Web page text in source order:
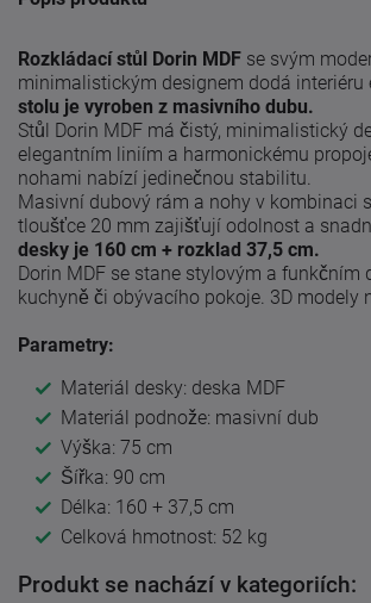
Rozkládací stůl Dorin MDF se svým
minimalistickým designem dodá interiéru
stolu je vyroben z masivního dubu.
Stůl Dorin MDF má čistý, minimalistický
elegantním liniím a harmonickému
nohami nabízí jedinečnou stabilitu.
Masivní dubový rám a nohy v kombinaci
tloušťce 20 mm zajišťují odolnost a
desky je 160 cm + rozklad 37,5 cm.
Dorin MDF se stane stylovým a funkčním
kuchyně či obývacího pokoje. 3D modely
Parametry:
Materiál desky: deska MDF
Materiál podnože: masivní dub
Výška: 75 cm
Šířka: 90 cm
Délka: 160 + 37,5 cm
Celková hmotnost: 52 kg
Produkt se nachází v kategoriích: